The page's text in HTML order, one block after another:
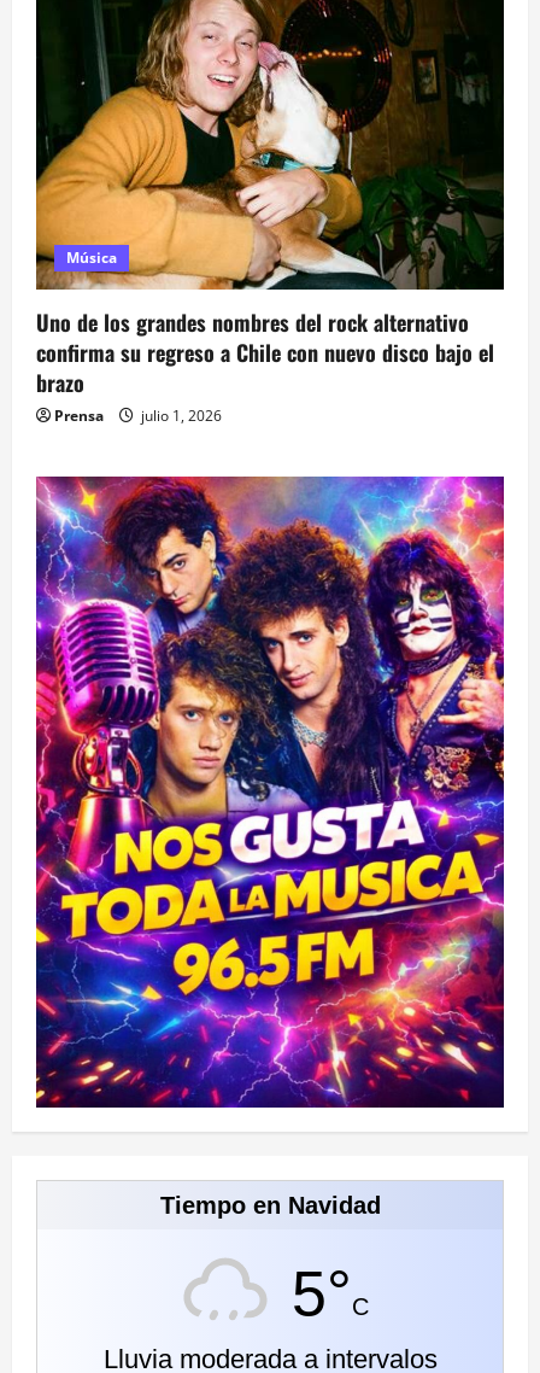
Música
Uno de los grandes nombres del rock alternativo
confirma su regreso a Chile con nuevo disco bajo el
brazo
Prensa julio 1, 2026
Tiempo en Navidad
5°C
Lluvia moderada a intervalos